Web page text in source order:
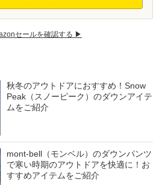
セールを確認する ▶︎
秋冬のアウトドアにおすすめ！Snow
Peak（スノーピーク）のダウンアイテ
ムをご紹介
mont-bell（モンベル）のダウンパンツ
で寒い時期のアウトドアを快適に！お
すすめアイテムをご紹介